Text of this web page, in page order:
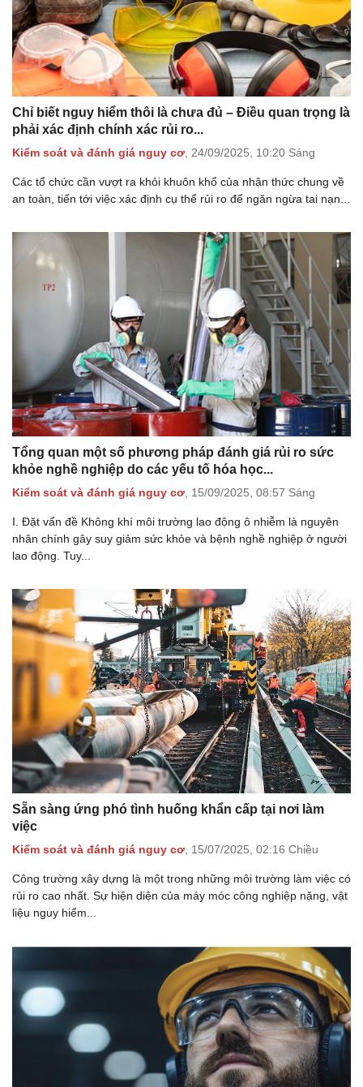
Chỉ biết nguy hiểm thôi là chưa đủ – Điều quan trọng là
phải xác định chính xác rủi ro...
Kiểm soát và đánh giá nguy cơ 24/09/2025, 10:20 Sáng
Các tổ chức cần vượt ra khỏi khuôn khổ của nhận thức chung về
an toàn, tiến tới việc xác định cụ thể rủi ro để ngăn ngừa tai nạn...
Tổng quan một số phương pháp đánh giá rủi ro sức
khỏe nghề nghiệp do các yếu tố hóa học...
Kiểm soát và đánh giá nguy cơ 15/09/2025, 08:57 Sáng
I. Đặt vấn đề Không khí môi trường lao động ô nhiễm là nguyên
nhân chính gây suy giảm sức khỏe và bệnh nghề nghiệp ở người
lao động. Tuy...
Sẵn sàng ứng phó tình huống khẩn cấp tại nơi làm
việc
Kiểm soát và đánh giá nguy cơ 15/07/2025, 02:16 Chiều
Công trường xây dựng là một trong những môi trường làm việc có
rủi ro cao nhất. Sự hiện diện của máy móc công nghiệp nặng, vật
liệu nguy hiểm...